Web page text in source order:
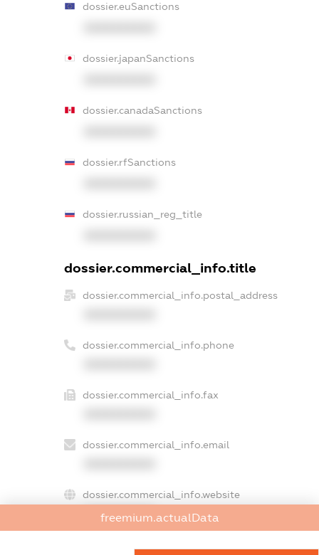
dossier.euSanctions
dossier.japanSanctions
dossier.canadaSanctions
dossier.rfSanctions
dossier.russian_reg_title
dossier.commercial_info.title
dossier.commercial_info.postal_address
dossier.commercial_info.phone
dossier.commercial_info.fax
dossier.commercial_info.email
dossier.commercial_info.website
XXXXXXXXXX
freemium.actualData